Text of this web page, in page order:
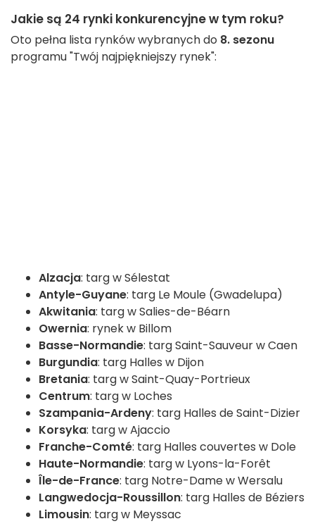
Jakie są 24 rynki konkurencyjne w tym roku?
Oto pełna lista rynków wybranych do 8. sezonu
programu "Twój najpiękniejszy rynek":
Alzacja: targ w Sélestat
Antyle-Guyane: targ Le Moule (Gwadelupa)
Akwitania: targ w Salies-de-Béarn
Owernia: rynek w Billom
Basse-Normandie: targ Saint-Sauveur w Caen
Burgundia: targ Halles w Dijon
Bretania: targ w Saint-Quay-Portrieux
Centrum: targ w Loches
Szampania-Ardeny: targ Halles de Saint-Dizier
Korsyka: targ w Ajaccio
Franche-Comté: targ Halles couvertes w Dole
Haute-Normandie: targ w Lyons-la-Forêt
Île-de-France: targ Notre-Dame w Wersalu
Langwedocja-Roussillon: targ Halles de Béziers
Limousin: targ w Meyssac